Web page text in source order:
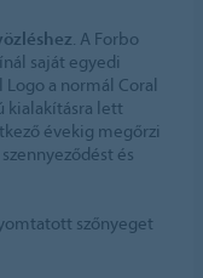
. A Forbo
saját egyedi
a normál Coral
kialakításra lett
évekig megőrzi
és
szőnyeget